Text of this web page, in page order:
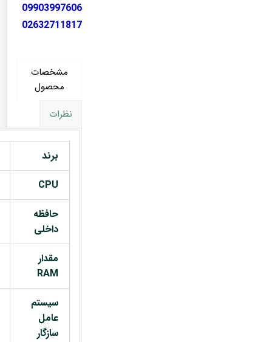
09903997606
02632711817
مشخصات
محصول
نظرات
برند
CPU
حافظه
داخلی
مقدار
RAM
سیستم
عامل
سازگار